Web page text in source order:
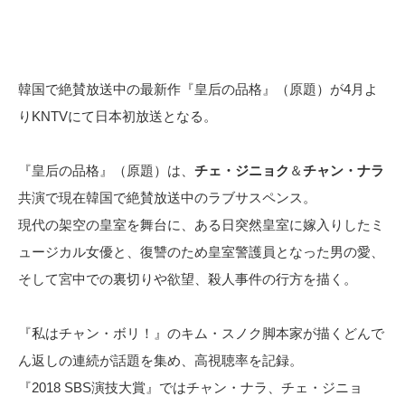
韓国で絶賛放送中の最新作『皇后の品格』（原題）が4月よ
りKNTVにて日本初放送となる。
『皇后の品格』（原題）は、 チェ・ジニョク ＆チャン・ナラ
共演で現在韓国で絶賛放送中のラブサスペンス。
現代の架空の皇室を舞台に、ある日突然皇室に嫁入りしたミ
ュージカル女優と、復讐のため皇室警護員となった男の愛、
そして宮中での裏切りや欲望、殺人事件の行方を描く。
『私はチャン・ボリ！』のキム・スノク脚本家が描くどんで
ん返しの連続が話題を集め、高視聴率を記録。
『2018 SBS演技大賞』ではチャン・ナラ、チェ・ジニョ